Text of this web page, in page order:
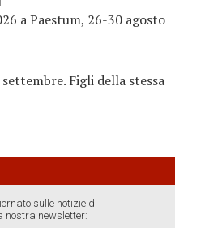
a Paestum, 26-30 agosto
Figli della stessa
sulle notizie di
nostra newsletter: